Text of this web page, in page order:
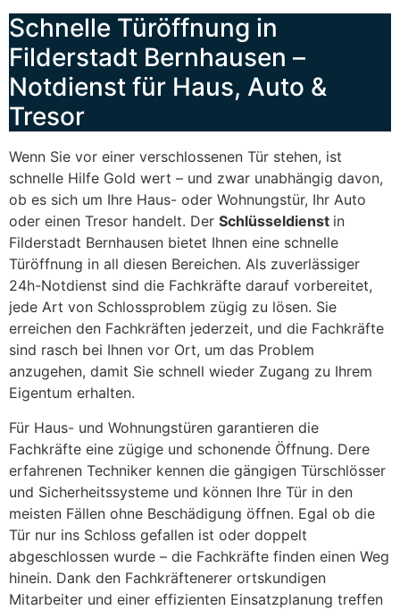
Schnelle Türöffnung in
Filderstadt Bernhausen –
Notdienst für Haus, Auto &
Tresor
Wenn Sie vor einer verschlossenen Tür stehen, ist
schnelle Hilfe Gold wert – und zwar unabhängig davon,
ob es sich um Ihre Haus- oder Wohnungstür, Ihr Auto
oder einen Tresor handelt. Der Schlüsseldienst in
Filderstadt Bernhausen bietet Ihnen eine schnelle
Türöffnung in all diesen Bereichen. Als zuverlässiger
24h-Notdienst sind die Fachkräfte darauf vorbereitet,
jede Art von Schlossproblem zügig zu lösen. Sie
erreichen den Fachkräften jederzeit, und die Fachkräfte
sind rasch bei Ihnen vor Ort, um das Problem
anzugehen, damit Sie schnell wieder Zugang zu Ihrem
Eigentum erhalten.
Für Haus- und Wohnungstüren garantieren die
Fachkräfte eine zügige und schonende Öffnung. Dere
erfahrenen Techniker kennen die gängigen Türschlösser
und Sicherheitssysteme und können Ihre Tür in den
meisten Fällen ohne Beschädigung öffnen. Egal ob die
Tür nur ins Schloss gefallen ist oder doppelt
abgeschlossen wurde – die Fachkräfte finden einen Weg
hinein. Dank den Fachkräftenerer ortskundigen
Mitarbeiter und einer effizienten Einsatzplanung treffen